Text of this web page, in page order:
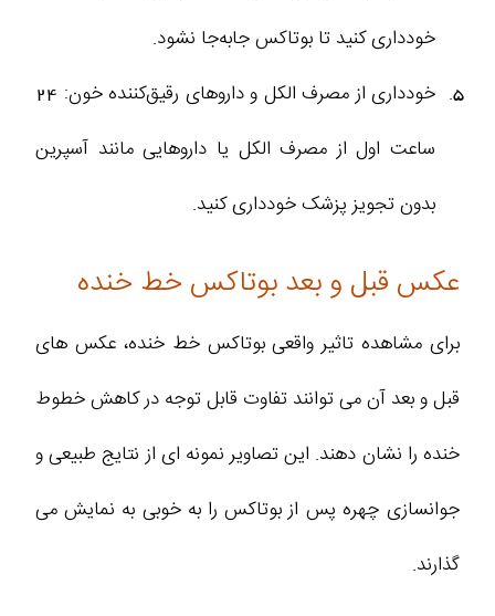
خودداری کنید تا بوتاکس جابه‌جا نشود.
خودداری از مصرف الکل و داروهای رقیق‌کننده خون: 24
ساعت اول از مصرف الکل یا داروهایی مانند آسپرین
بدون تجویز پزشک خودداری کنید.
عکس قبل و بعد بوتاکس خط خنده
برای مشاهده تاثیر واقعی بوتاکس خط خنده، عکس‌ های
قبل و بعد آن می‌ توانند تفاوت قابل توجه در کاهش خطوط
خنده را نشان دهند. این تصاویر نمونه‌ ای از نتایج طبیعی و
جوانسازی چهره پس از بوتاکس را به خوبی به نمایش می‌
گذارند.